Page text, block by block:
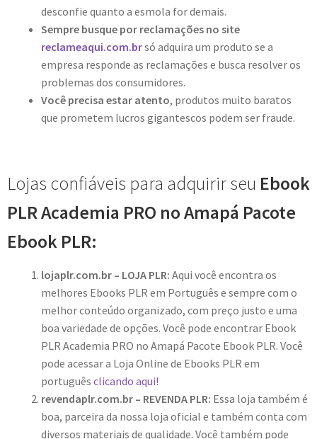
desconfie quanto a esmola for demais.
Sempre busque por reclamações no site
reclameaqui.com.brsó adquira um produto se a
empresa responde as reclamações e busca resolver os
problemas dos consumidores.
Você precisa estar atento, produtos muito baratos
que prometem lucros gigantescos podem ser fraude.
Lojas confiáveis para adquirir seu Ebook
PLR Academia PRO no Amapá Pacote
Ebook PLR:
lojaplr.com.br – LOJA PLR: Aqui você encontra os
melhores Ebooks PLR em Português e sempre com o
melhor conteúdo organizado, com preço justo e uma
boa variedade de opções. Você pode encontrar Ebook
PLR Academia PRO no Amapá Pacote Ebook PLR. Você
pode acessar a Loja Online de Ebooks PLR em
português clicando aqui!
revendaplr.com.br – REVENDA PLR: Essa loja também é
boa, parceira da nossa loja oficial e também conta com
diversos materiais de qualidade. Você também pode